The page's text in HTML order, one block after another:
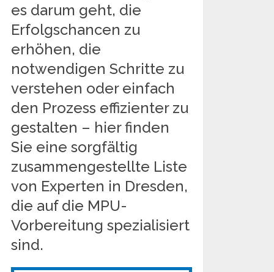
es darum geht, die
Erfolgschancen zu
erhöhen, die
notwendigen Schritte zu
verstehen oder einfach
den Prozess effizienter zu
gestalten – hier finden
Sie eine sorgfältig
zusammengestellte Liste
von Experten in Dresden,
die auf die MPU-
Vorbereitung spezialisiert
sind.